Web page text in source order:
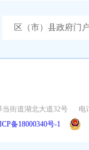
区（市）县政府门
街道湖北大道32号
电
备18000340号-1